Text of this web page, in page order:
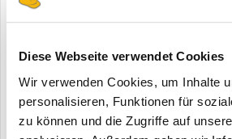
Diese Webseite verwendet Cookies
Wir verwenden Cookies, um Inhalte
personalisieren, Funktionen für
zu können und die Zugriffe auf
Video melden